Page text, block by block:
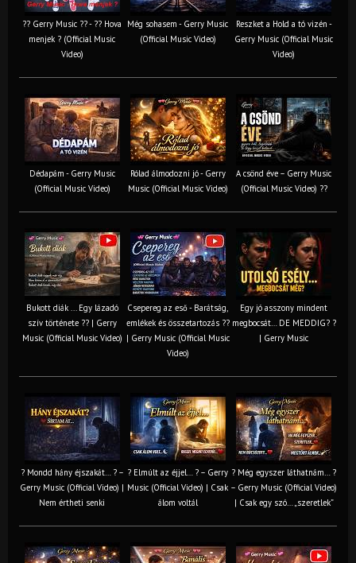
?? Gerry Music ?? - ?? Hova
menjek ? (Official Music
Video)
Még sohasem - Gerry Music
(Official Music Video)
Reszket a Hold a tó vizén -
Gerry Music (Official Music
Video)
Dédapám - Gerry Music
(Official Music Video)
Rólad álmodozni jó - Gerry
Music (Official Music Video)
A csönd éve – Gerry Music
(Official Music Video) ??
Bukott diák ... Egy lázadó
szív története ?? | Gerry
Music (Official Music Video)
Csepereg az eső - Barátság,
emlékek és összetartozás ?️?
| Gerry Music (Official Music
Video)
Egy jó asszony mindent
megbocsát… DE MEDDIG? ?
| Gerry Music
? Mondd hány éjszakát… ? –
Gerry Music (Official Video) |
Nem értheti senki
? Elmúlt az éjjel… ? – Gerry
Music (Official Video) | Csak
álom voltál
? Még egyszer láthatnám… ?
– Gerry Music (Official Video)
| Csak egy szó… „szeretlek”